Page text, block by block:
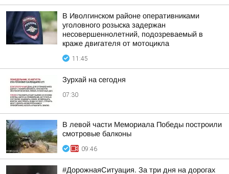
В Иволгинском районе оперативниками
уголовного розыска задержан
несовершеннолетний, подозреваемый в
краже двигателя от мотоцикла
11:45
Зурхай на сегодня
07:30
В левой части Мемориала Победы построили
смотровые балконы
09:46
#ДорожнаяСитуация. За три дня на дорогах